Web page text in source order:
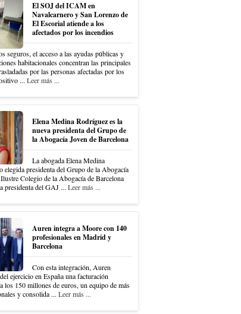
El SOJ del ICAM en
Navalcarnero y San Lorenzo de
El Escorial atiende a los
afectados por los incendios
seguros, el acceso a las ayudas públicas y
habitacionales concentran las principales
por las personas afectadas por los
... Leer más ...
Elena Medina Rodríguez es la
nueva presidenta del Grupo de
la Abogacía Joven de Barcelona
La abogada Elena Medina
elegida presidenta del Grupo de la Abogacía
Colegio de la Abogacía de Barcelona
presidenta del GAJ ... Leer más ...
Auren integra a Moore con 140
profesionales en Madrid y
Barcelona
Con esta integración, Auren
ejercicio en España una facturación
los 150 millones de euros, un equipo de más
y consolida ... Leer más ...